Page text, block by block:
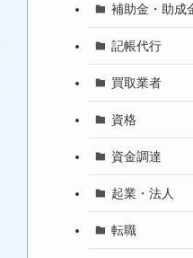
補助金・助成
記帳代行
買取業者
資格
資金調達
起業・法人
転職